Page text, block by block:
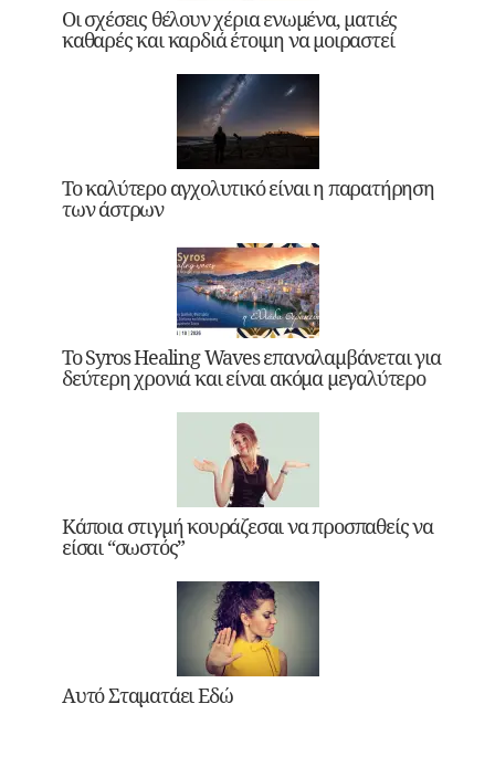
Οι σχέσεις θέλουν χέρια ενωμένα, ματιές
καθαρές και καρδιά έτοιμη να μοιραστεί
Το καλύτερο αγχολυτικό είναι η παρατήρηση
των άστρων
Το Syros Healing Waves επαναλαμβάνεται για
δεύτερη χρονιά και είναι ακόμα μεγαλύτερο
Κάποια στιγμή κουράζεσαι να προσπαθείς να
είσαι “σωστός”
Αυτό Σταματάει Εδώ